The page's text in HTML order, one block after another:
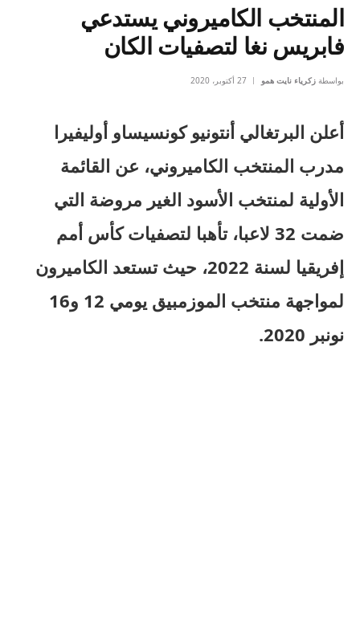
المنتخب الكاميروني يستدعي
فابريس نغا لتصفيات الكان
بواسطة زكرياء نايت همو 27 أكتوبر، 2020
أعلن البرتغالي أنتونيو كونسيساو أوليفيرا
مدرب المنتخب الكاميروني، عن القائمة
الأولية لمنتخب الأسود الغير مروضة التي
ضمت 32 لاعبا، تأهبا لتصفيات كأس أمم
إفريقيا لسنة 2022، حيث تستعد الكاميرون
لمواجهة منتخب الموزمبيق يومي 12 و16
نونبر 2020.